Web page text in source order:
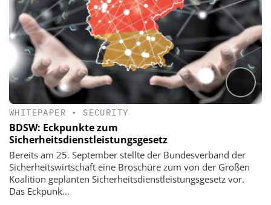
WHITEPAPER • SECURITY
BDSW: Eckpunkte zum
Sicherheitsdienstleistungsgesetz
Bereits am 25. September stellte der Bundesverband der
Sicherheitswirtschaft eine Broschüre zum von der Großen
Koalition geplanten Sicherheitsdienstleistungsgesetz vor.
Das Eckpunk...